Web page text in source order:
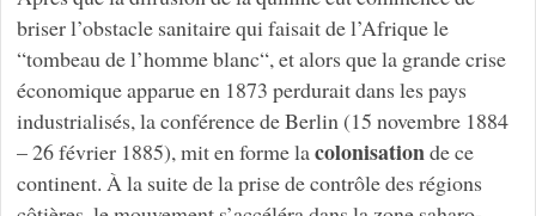
briser l’obstacle sanitaire qui faisait de l’Afrique le
“tombeau de l’homme blanc“, et alors que la grande crise
économique apparue en 1873 perdurait dans les pays
industrialisés, la conférence de Berlin (15 novembre 1884
– 26 février 1885), mit en forme lacolonisationde ce
continent. À la suite de la prise de contrôle des régions